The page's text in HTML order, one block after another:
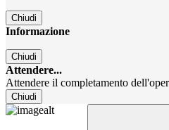
Chiudi
Informazione
Chiudi
Attendere...
Attendere il completamento
Chiudi